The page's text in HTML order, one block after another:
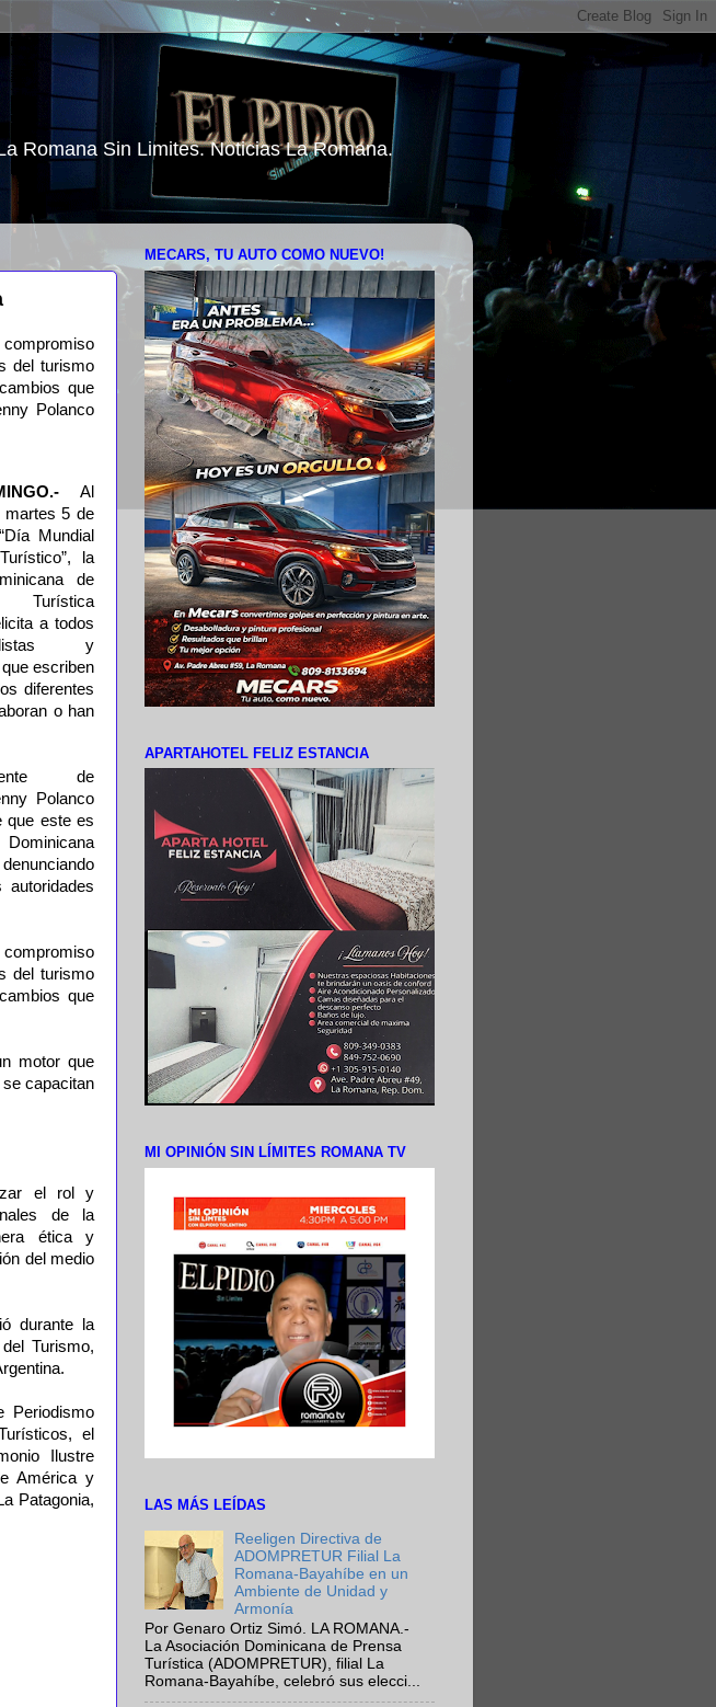
Romana Sin Limites. Noticias La Romana.
compromiso
del turismo
que
Polanco
Al
martes 5 de
Mundial
la
de
a todos
y
escriben
diferentes
o han
de
Polanco
que este es
compromiso
del turismo
que
motor que
capacitan
el rol y
de la
ética y
del medio
durante la
Turismo,
Periodismo
el
Ilustre
América y
Patagonia,
MECARS, TU AUTO COMO NUEVO!
APARTAHOTEL FELIZ ESTANCIA
MI OPINIÓN SIN LÍMITES ROMANA TV
LAS MÁS LEÍDAS
Reeligen Directiva de
ADOMPRETUR Filial La
Romana-Bayahíbe en un
Ambiente de Unidad y
Armonía
Por Genaro Ortiz Simó. LA ROMANA.-
La Asociación Dominicana de Prensa
Turística (ADOMPRETUR), filial La
Romana-Bayahíbe, celebró sus elecci...